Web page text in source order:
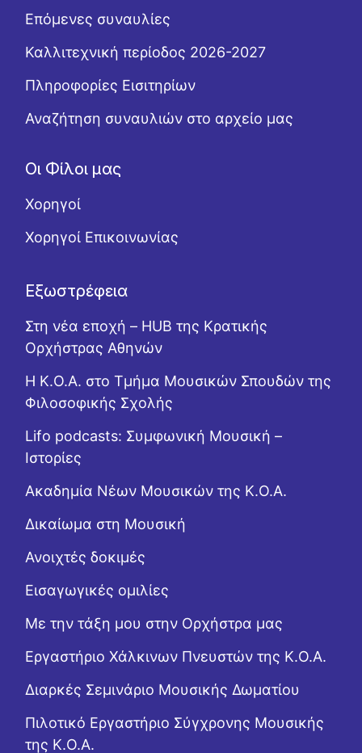
Επόμενες συναυλίες
Καλλιτεχνική περίοδος 2026-2027
Πληροφορίες Εισιτηρίων
Αναζήτηση συναυλιών στο αρχείο μας
Οι Φίλοι μας
Χορηγοί
Χορηγοί Επικοινωνίας
Εξωστρέφεια
Στη νέα εποχή – HUB της Κρατικής
Ορχήστρας Αθηνών
Η Κ.Ο.Α. στο Τμήμα Μουσικών Σπουδών της
Φιλοσοφικής Σχολής
Lifo podcasts: Συμφωνική Μουσική –
Ιστορίες
Ακαδημία Νέων Μουσικών της Κ.Ο.Α.
Δικαίωμα στη Μουσική
Ανοιχτές δοκιμές
Εισαγωγικές ομιλίες
Με την τάξη μου στην Ορχήστρα μας
Εργαστήριo Χάλκινων Πνευστών της Κ.Ο.Α.
Διαρκές Σεμινάριο Μουσικής Δωματίου
Πιλοτικό Εργαστήριο Σύγχρονης Μουσικής
της Κ.Ο.Α.